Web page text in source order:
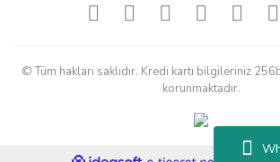
© Tüm hakları saklıdır. Kredi kartı bilgileriniz
korunmaktadır.